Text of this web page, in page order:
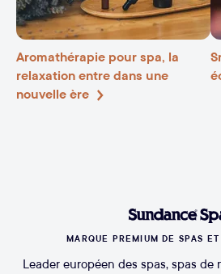
Aromathérapie pour spa, la
relaxation entre dans une
nouvelle ère
MARQUE PREMIUM DE SPAS
Leader européen des spas, spas de